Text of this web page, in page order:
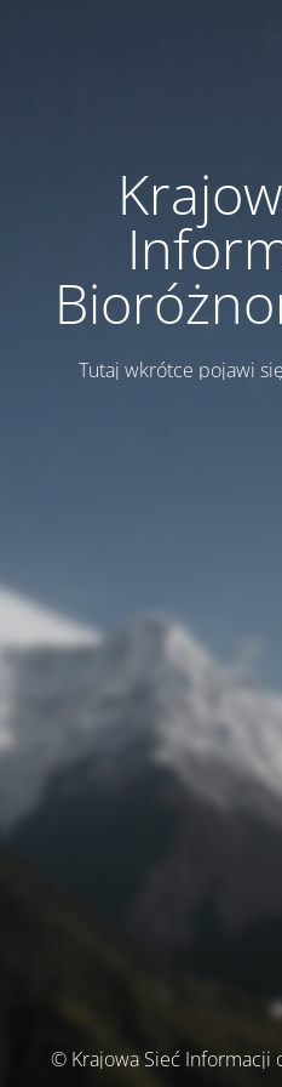
Tutaj wkrótce pojawi
© Krajowa Sieć Informacji